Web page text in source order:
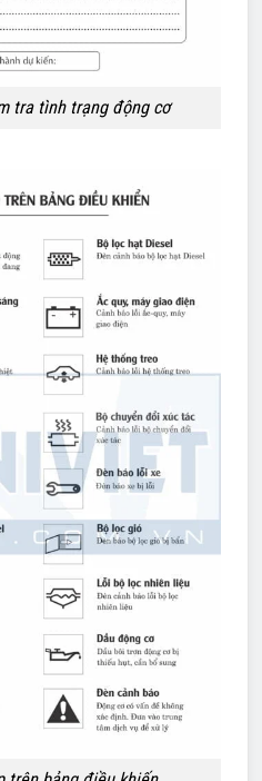
tra tình trạng động cơ